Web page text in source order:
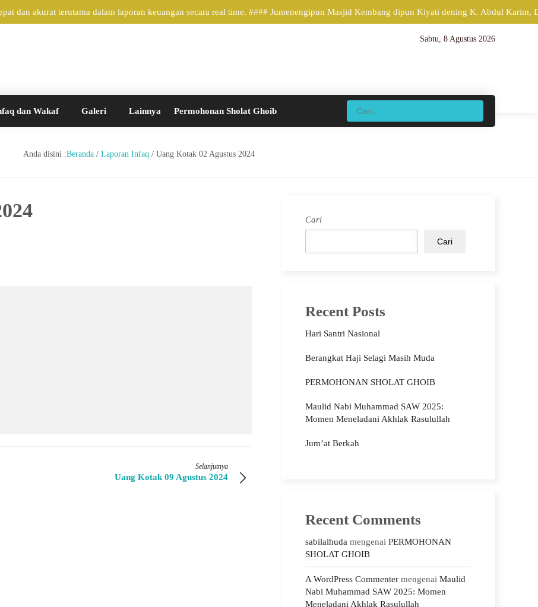
akurat terutama dalam laporan keuangan secara real time. #### Jumenengipun Masjid Kembang dipun Kiyati dening K. Abdul Karim,
Sabtu, 8 Agustus 2026
dan Wakaf Galeri Lainnya Permohonan Sholat Ghoib
Anda disini :Beranda / Laporan Infaq / Uang Kotak 02 Agustus 2024
Selanjutnya
Uang Kotak 09 Agustus 2024
Cari
Cari
Recent Posts
Hari Santri Nasional
Berangkat Haji Selagi Masih Muda
PERMOHONAN SHOLAT GHOIB
Maulid Nabi Muhammad SAW 2025:
Momen Meneladani Akhlak Rasulullah
Jum’at Berkah
Recent Comments
sabilalhuda mengenai PERMOHONAN
SHOLAT GHOIB
A WordPress Commenter mengenai Maulid
Nabi Muhammad SAW 2025: Momen
Meneladani Akhlak Rasulullah